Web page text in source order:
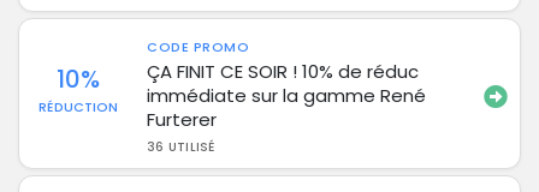
10%
RÉDUCTION
CODE PROMO
ÇA FINIT CE SOIR ! 10% de réduc
immédiate sur la gamme René
Furterer
36 UTILISÉ